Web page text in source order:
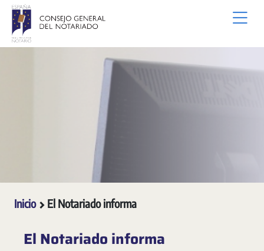
Saltar al contenido principal
Inicio El Notariado informa
El Notariado informa